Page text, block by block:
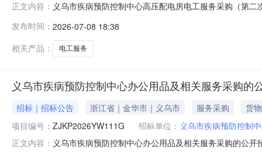
正文内容： 义乌市疾病预防控制中心高压配电房电工服务采购（第
日八、废标理由及其他：投标人家数不足3家，本项目招
限届满之日（自本公告发
发布时间： 2026-07-08 18:38
相关产品：
电工服务
义乌市疾病预防控制中心办公用品及相关服务采购的
招标｜招标公告 浙江省｜金华市｜义乌市 服务采购
货物
项目编号： ZJKP2026YW111G 招标单位： 义乌市疾病预防控制
正文内容： 义乌市疾病预防控制中心办公用品及相关服务采购的公